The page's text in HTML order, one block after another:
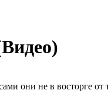
они не в восторге от